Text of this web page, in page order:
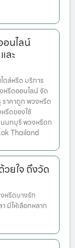
นไลน์
ละ
ล์หรีด บริการ
รีดออนไลน์ จัด
าคาถูก พวงหรีด
รีดของใช้
นทบุรี พวงหรีดก
Thailand
ยใจ ถึงวัด
หรีดบางรัก
มีให้เลือกหลาก